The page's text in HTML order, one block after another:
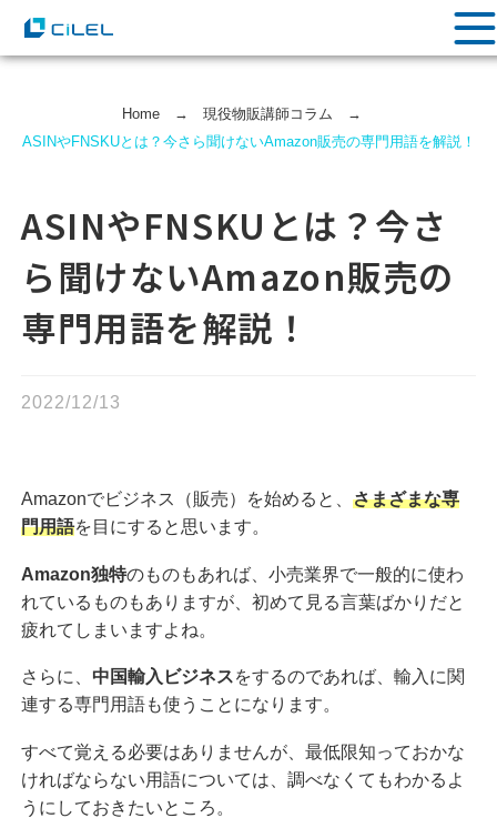
Home→ 現役物販講師コラム →
ASINやFNSKUとは？今さら聞けないAmazon販売の専門用語を解説！
ASINやFNSKUとは？今さ
ら聞けないAmazon販売の
専門用語を解説！
2022/12/13
Amazonでビジネス（販売）を始めると、 さまざまな専
門用語を目にすると思います。
Amazon独特のものもあれば、小売業界で一般的に使わ
れているものもありますが、初めて見る言葉ばかりだと
疲れてしまいますよね。
さらに、 中国輸入ビジネスをするのであれば、輸入に関
連する専門用語も使うことになります。
すべて覚える必要はありませんが、最低限知っておかな
ければならない用語については、調べなくてもわかるよ
うにしておきたいところ。